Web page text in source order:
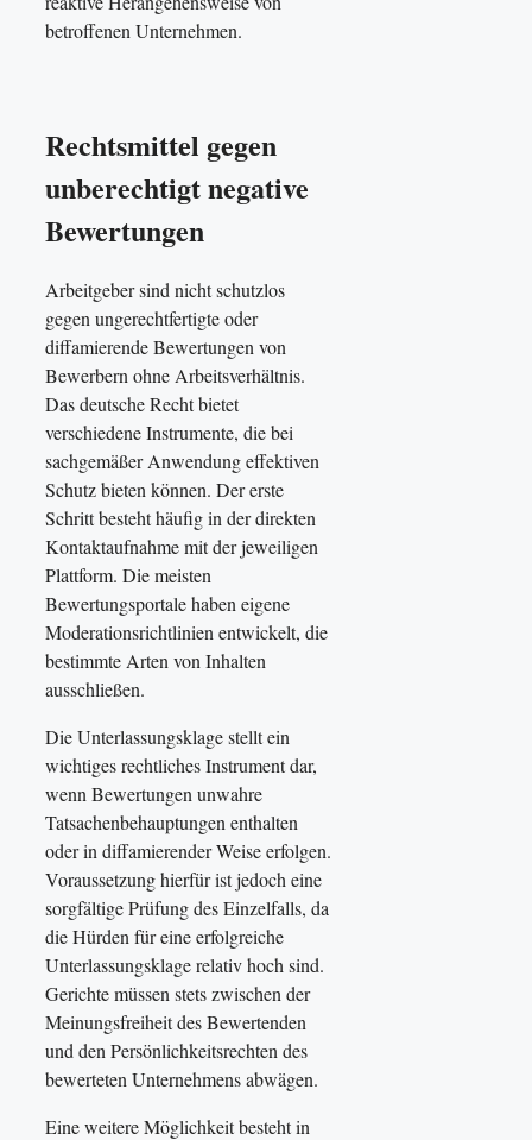
betroffenen Unternehmen.
Rechtsmittel gegen
unberechtigt negative
Bewertungen
Arbeitgeber sind nicht schutzlos
gegen ungerechtfertigte oder
diffamierende Bewertungen von
Bewerbern ohne Arbeitsverhältnis.
Das deutsche Recht bietet
verschiedene Instrumente, die bei
sachgemäßer Anwendung effektiven
Schutz bieten können. Der erste
Schritt besteht häufig in der direkten
Kontaktaufnahme mit der jeweiligen
Plattform. Die meisten
Bewertungsportale haben eigene
Moderationsrichtlinien entwickelt, die
bestimmte Arten von Inhalten
ausschließen.
Die Unterlassungsklage stellt ein
wichtiges rechtliches Instrument dar,
wenn Bewertungen unwahre
Tatsachenbehauptungen enthalten
oder in diffamierender Weise erfolgen.
Voraussetzung hierfür ist jedoch eine
sorgfältige Prüfung des Einzelfalls, da
die Hürden für eine erfolgreiche
Unterlassungsklage relativ hoch sind.
Gerichte müssen stets zwischen der
Meinungsfreiheit des Bewertenden
und den Persönlichkeitsrechten des
bewerteten Unternehmens abwägen.
Eine weitere Möglichkeit besteht in